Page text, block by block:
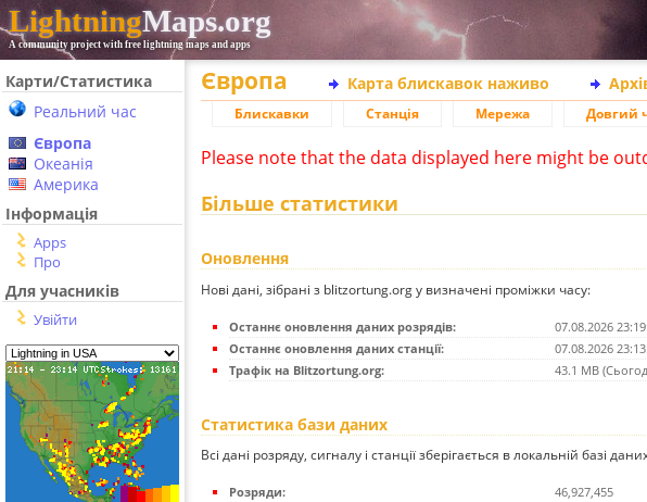
LightningMaps.org
A community project with free lightning maps and apps
Карти/Статистика
Реальний час
Європа
Океанія
Америка
Інформація
Apps
Про
Для учасників
Увійти
Європа Карта блискавок наживо
Блискавки Станція Мережа Довгий
Please note that the data displayed here might be
Більше статистики
Оновлення
Нові дані, зібрані з blitzortung.org у визначені проміжки часу:
Останнє оновлення даних розрядів:
07.08.2026
Останнє оновлення даних станції:
07.08.2026
Трафік на Blitzortung.org:
43.1 MB
Статистика бази даних
Всі дані розряду, сигналу і станції зберігається в локальній базі
Розряди:
46,927,455